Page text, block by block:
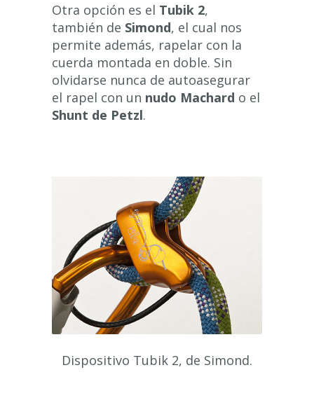
Otra opción es el Tubik 2,
también de Simond, el cual nos
permite además, rapelar con la
cuerda montada en doble. Sin
olvidarse nunca de autoasegurar
el rapel con un nudo Machard o el
Shunt de Petzl.
Dispositivo Tubik 2, de Simond.